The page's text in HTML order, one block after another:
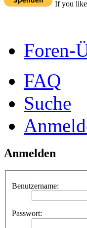
If you like
Foren-
FAQ
Suche
Anmelden
Benutzername:
Passwort: